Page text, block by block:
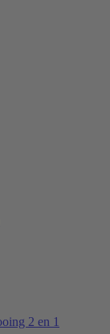
2 en 1